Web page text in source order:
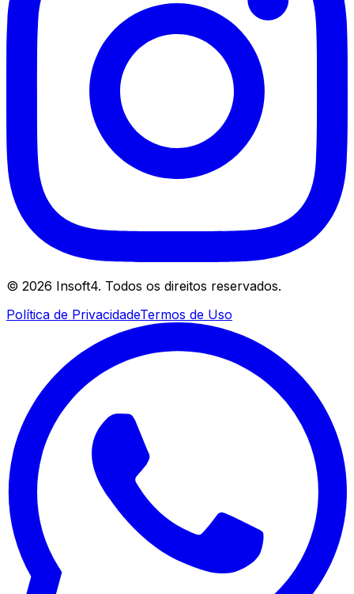
© 2026 Insoft4. Todos os direitos reservados.
Política de PrivacidadeTermos de Uso